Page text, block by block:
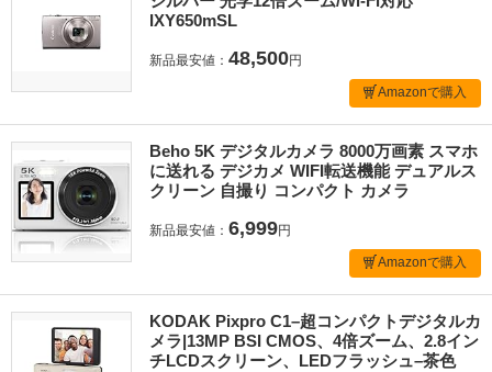
IXY650mSL
新品最安値： 48,500円
Amazonで購入
Beho 5K デジタルカメラ 8000万画素 スマホ
に送れる デジカメ WIFI転送機能 デュアルス
クリーン 自撮り コンパクト カメラ
新品最安値： 6,999円
Amazonで購入
KODAK Pixpro C1–超コンパクトデジタルカ
メラ|13MP BSI CMOS、4倍ズーム、2.8イン
チLCDスクリーン、LEDフラッシュ–茶色